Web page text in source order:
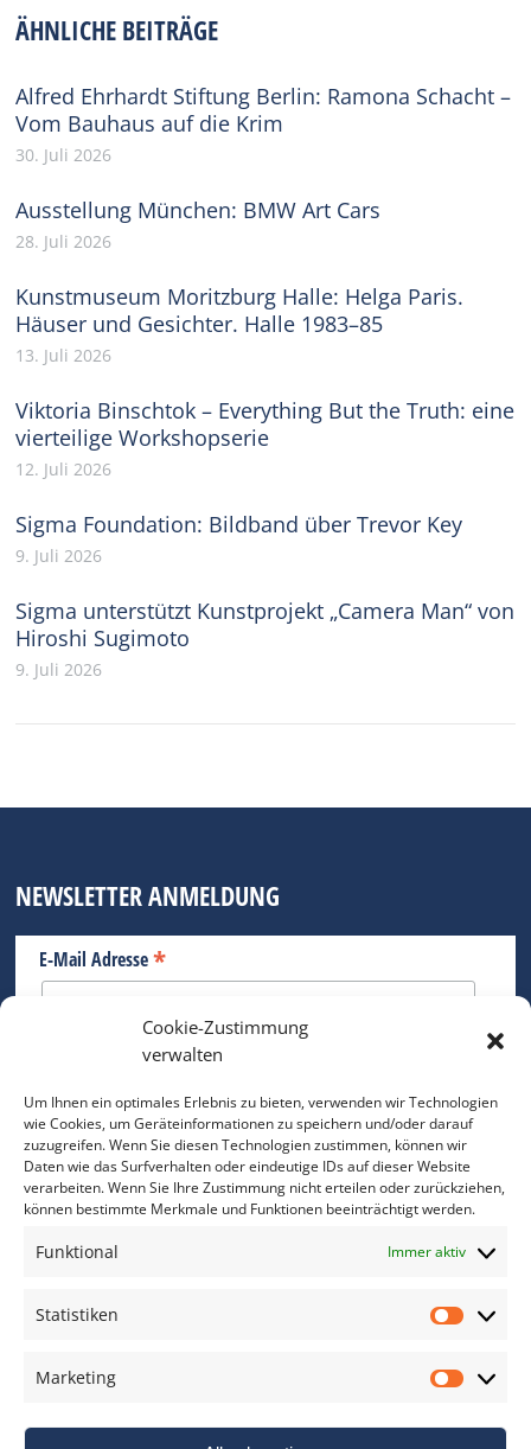
Cookie-Zustimmung
verwalten
Um Ihnen ein optimales Erlebnis zu bieten, verwenden wir Technologien
wie Cookies, um Geräteinformationen zu speichern und/oder darauf
zuzugreifen. Wenn Sie diesen Technologien zustimmen, können wir
Daten wie das Surfverhalten oder eindeutige IDs auf dieser Website
verarbeiten. Wenn Sie Ihre Zustimmung nicht erteilen oder zurückziehen,
können bestimmte Merkmale und Funktionen beeinträchtigt werden.
Funktional Immer aktiv
Statistiken
Marketing
ÄHNLICHE BEITRÄGE
Alfred Ehrhardt Stiftung Berlin: Ramona Schacht –
Vom Bauhaus auf die Krim
30. Juli 2026
Ausstellung München: BMW Art Cars
28. Juli 2026
Kunstmuseum Moritzburg Halle: Helga Paris.
Häuser und Gesichter. Halle 1983–85
13. Juli 2026
Viktoria Binschtok – Everything But the Truth: eine
vierteilige Workshopserie
12. Juli 2026
Sigma Foundation: Bildband über Trevor Key
9. Juli 2026
Sigma unterstützt Kunstprojekt „Camera Man“ von
Hiroshi Sugimoto
9. Juli 2026
NEWSLETTER ANMELDUNG
E-Mail Adresse*
Bitte geben Sie Ihre E-Mail Adresse ein.
*